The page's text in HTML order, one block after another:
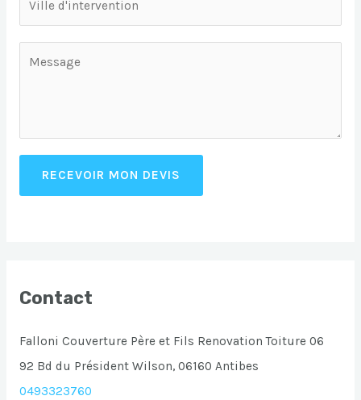
RECEVOIR MON DEVIS
Contact
Falloni Couverture Père et Fils Renovation Toiture 06
92 Bd du Président Wilson, 06160 Antibes
0493323760